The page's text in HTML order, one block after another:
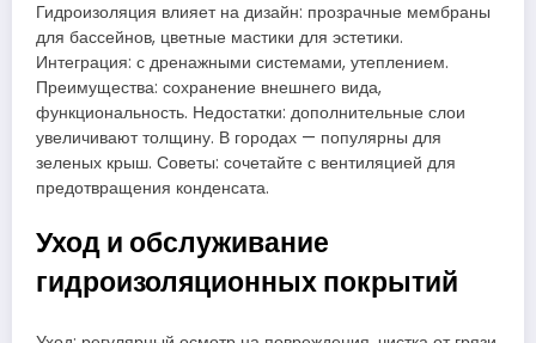
Гидроизоляция влияет на дизайн: прозрачные мембраны
для бассейнов, цветные мастики для эстетики.
Интеграция: с дренажными системами, утеплением.
Преимущества: сохранение внешнего вида,
функциональность. Недостатки: дополнительные слои
увеличивают толщину. В городах — популярны для
зеленых крыш. Советы: сочетайте с вентиляцией для
предотвращения конденсата.
Уход и обслуживание
гидроизоляционных покрытий